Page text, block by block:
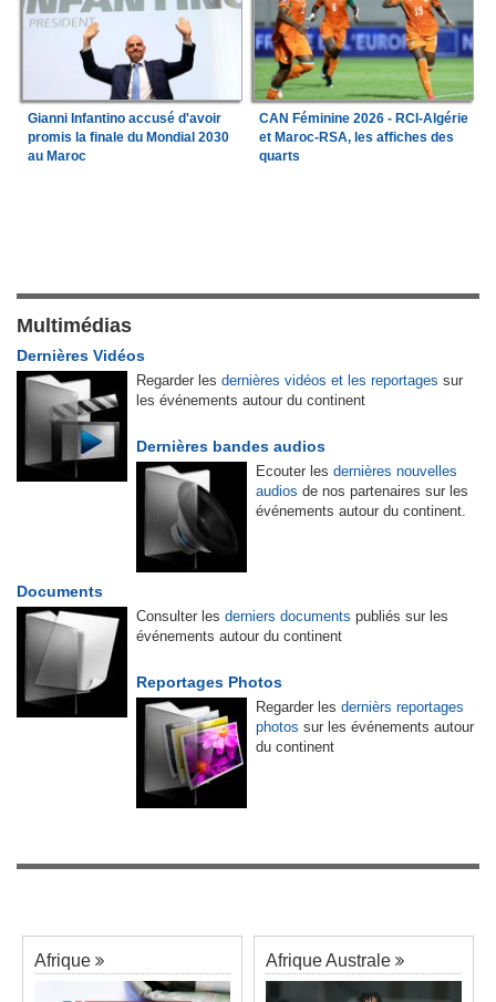
Gianni Infantino accusé d'avoir
promis la finale du Mondial 2030
au Maroc
CAN Féminine 2026 - RCI-Algérie
et Maroc-RSA, les affiches des
quarts
Multimédias
Dernières Vidéos
Regarder les dernières vidéos et les reportages sur
les événements autour du continent
Dernières bandes audios
Ecouter les dernières nouvelles
audios de nos partenaires sur les
événements autour du continent.
Documents
Consulter les derniers documents publiés sur les
événements autour du continent
Reportages Photos
Regarder les dernièrs reportages
photos sur les événements autour
du continent
Afrique Afrique Australe